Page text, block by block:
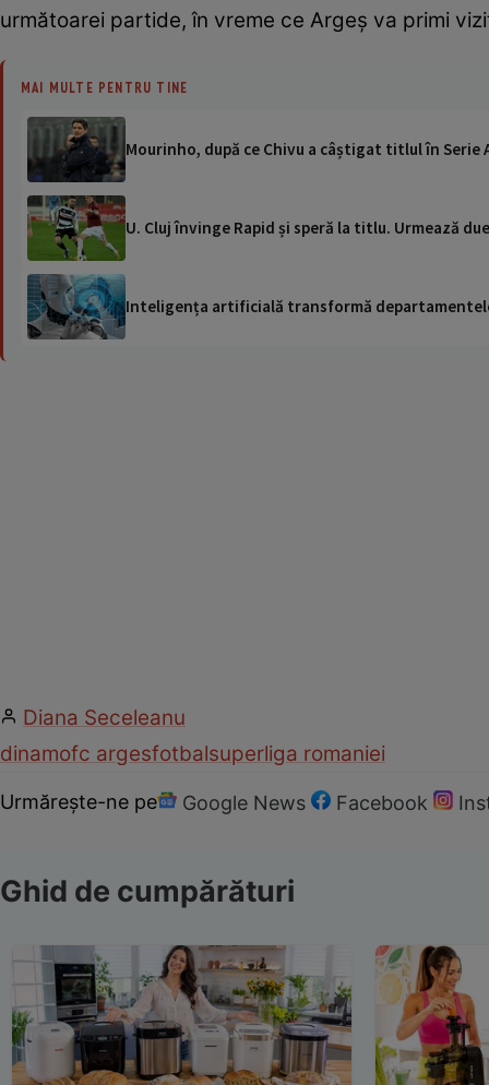
următoarei partide, în vreme ce Argeș va primi
MAI MULTE PENTRU TINE
Mourinho, după ce Chivu a câștigat titlul în Serie
U. Cluj învinge Rapid și speră la titlu. Urmează
Inteligența artificială transformă
Diana Seceleanu
dinamofc argesfotbalsuperliga romaniei
Urmărește-ne pe Google News Facebook
Ghid de cumpărături